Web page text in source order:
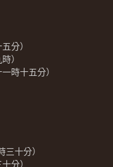
分）
）
時十五分）
十分）
分）